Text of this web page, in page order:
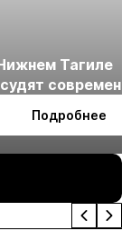
Тагиле
Подробнее